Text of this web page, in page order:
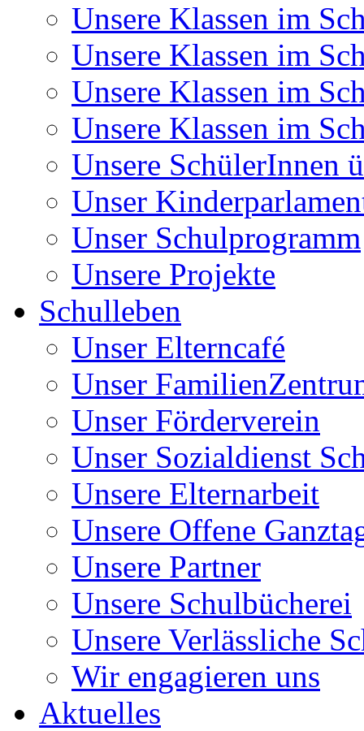
Unsere Klassen im
Unsere Klassen im
Unsere Klassen im
Unsere Klassen im
Unsere SchülerInnen
Unser
Unser Schulprogramm
Unsere Projekte
Schulleben
Unser Elterncafé
Unser
Unser Förderverein
Unser Sozialdienst
Unsere Elternarbeit
Unsere Offene
Unsere Partner
Unsere Schulbücherei
Unsere Verlässliche
Wir engagieren uns
Aktuelles